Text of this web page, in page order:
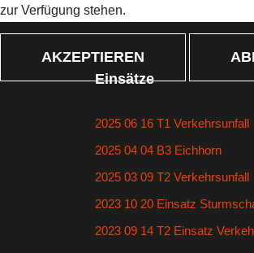
Einsätze
2025 06 16 T1 Verkehrsunfall
2025 04 04 B3 Eichhorn
2025 03 09 T2 Verkehrsunfall
2023 10 20 Einsatz
2023 09 14 T2 Einsatz
zur Verfügung stehen.
AKZEPTIEREN